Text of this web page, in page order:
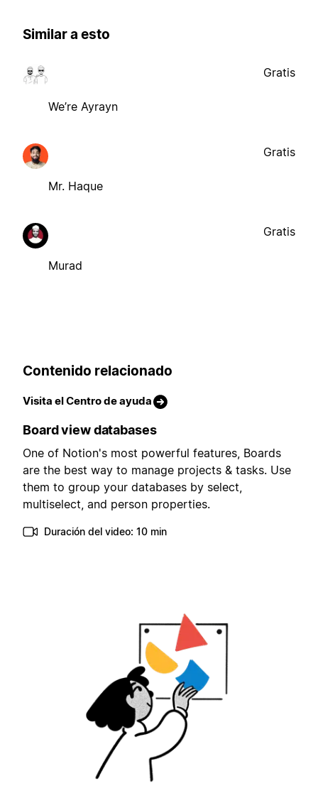
Similar a esto
We’re Ayrayn
Gratis
Mr. Haque
Gratis
Murad
Gratis
Contenido relacionado
Visita el Centro de ayuda
Board view databases
One of Notion's most powerful features, Boards
are the best way to manage projects & tasks. Use
them to group your databases by select,
multiselect, and person properties.
Duración del video: 10 min